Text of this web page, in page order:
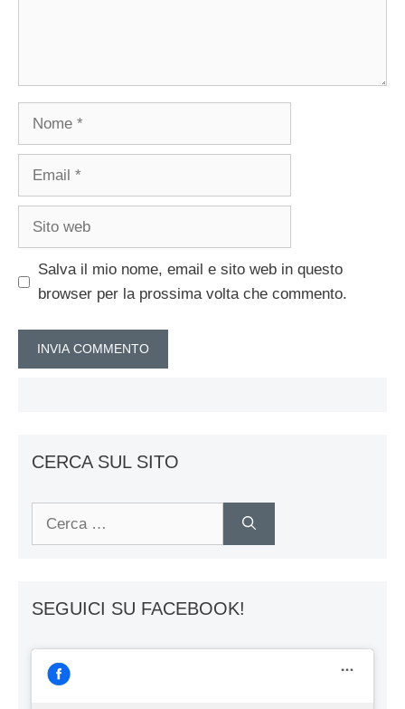
Nome
Email
Sito
Salva il mio nome, email e sito web in questo
browser per la prossima volta che commento.
CERCA SUL SITO
SEGUICI SU FACEBOOK!